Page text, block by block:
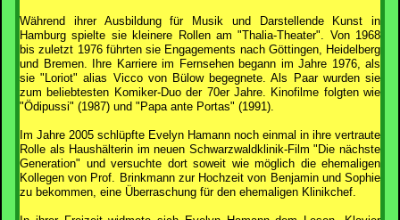
Während ihrer Ausbildung für Musik und Darstellende Kunst in
Hamburg spielte sie kleinere Rollen am "Thalia-Theater". Von 1968
bis zuletzt 1976 führten sie Engagements nach Göttingen, Heidelberg
und Bremen. Ihre Karriere im Fernsehen begann im Jahre 1976, als
sie "Loriot" alias Vicco von Bülow begegnete. Als Paar wurden sie
zum beliebtesten Komiker-Duo der 70er Jahre. Kinofilme folgten wie
"Ödipussi" (1987) und "Papa ante Portas" (1991).
Im Jahre 2005 schlüpfte Evelyn Hamann noch einmal in ihre vertraute
Rolle als Haushälterin im neuen Schwarzwaldklinik-Film "Die nächste
Generation" und versuchte dort soweit wie möglich die ehemaligen
Kollegen von Prof. Brinkmann zur Hochzeit von Benjamin und Sophie
zu bekommen, eine Überraschung für den ehemaligen Klinikchef.